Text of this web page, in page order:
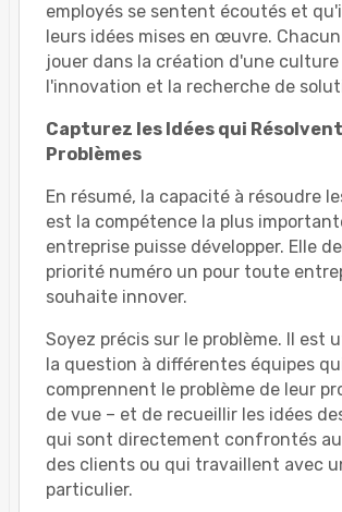
employés se sentent écoutés et
leurs idées mises en œuvre.
jouer dans la création d'une culture
l'innovation et la recherche de
Capturez les Idées qui
Problèmes
En résumé, la capacité à résoudre
est la compétence la plus
entreprise puisse développer. Elle
priorité numéro un pour toute
souhaite innover.
Soyez précis sur le problème. Il est
la question à différentes équipes
comprennent le problème de leur
de vue – et de recueillir les idées
qui sont directement confrontés
des clients ou qui travaillent avec
particulier.